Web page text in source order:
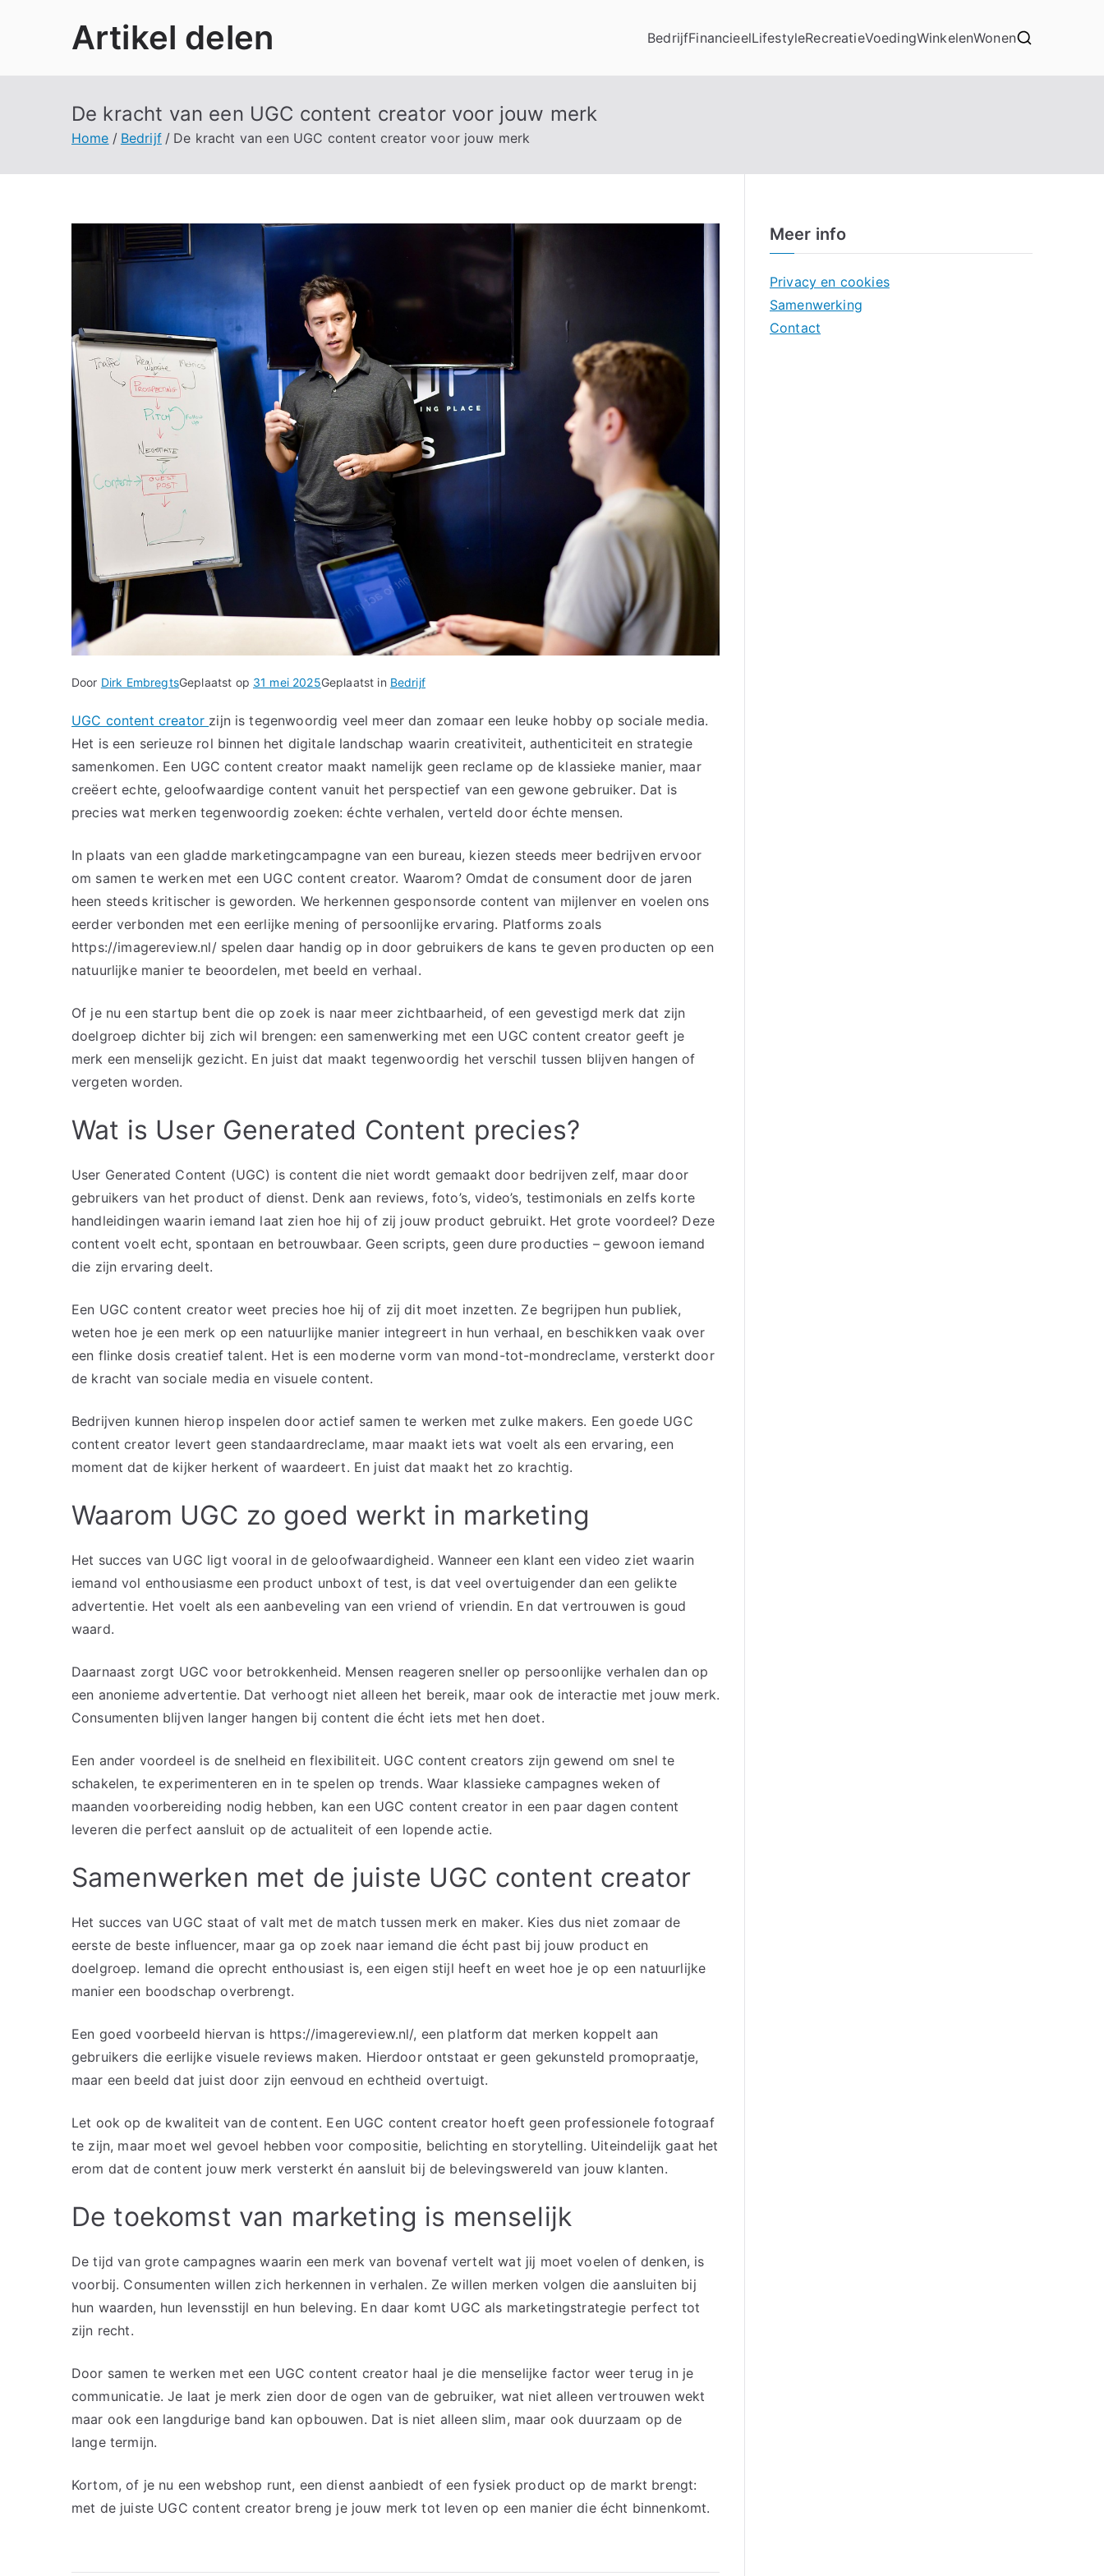
Artikel delen BedrijfFinancieelLifestyleRecreatieVoedingWinkelenWonen
De kracht van een UGC content creator voor jouw merk
Home Bedrijf De kracht van een UGC content creator voor jouw merk
Door Dirk EmbregtsGeplaatst op 31 mei 2025Geplaatst in Bedrijf
UGC content creator zijn is tegenwoordig veel meer dan zomaar een leuke hobby op sociale media.
Het is een serieuze rol binnen het digitale landschap waarin creativiteit, authenticiteit en strategie
samenkomen. Een UGC content creator maakt namelijk geen reclame op de klassieke manier, maar
creëert echte, geloofwaardige content vanuit het perspectief van een gewone gebruiker. Dat is
precies wat merken tegenwoordig zoeken: échte verhalen, verteld door échte mensen.
In plaats van een gladde marketingcampagne van een bureau, kiezen steeds meer bedrijven ervoor
om samen te werken met een UGC content creator. Waarom? Omdat de consument door de jaren
heen steeds kritischer is geworden. We herkennen gesponsorde content van mijlenver en voelen ons
eerder verbonden met een eerlijke mening of persoonlijke ervaring. Platforms zoals
https://imagereview.nl/ spelen daar handig op in door gebruikers de kans te geven producten op een
natuurlijke manier te beoordelen, met beeld en verhaal.
Of je nu een startup bent die op zoek is naar meer zichtbaarheid, of een gevestigd merk dat zijn
doelgroep dichter bij zich wil brengen: een samenwerking met een UGC content creator geeft je
merk een menselijk gezicht. En juist dat maakt tegenwoordig het verschil tussen blijven hangen of
vergeten worden.
Wat is User Generated Content precies?
User Generated Content (UGC) is content die niet wordt gemaakt door bedrijven zelf, maar door
gebruikers van het product of dienst. Denk aan reviews, foto’s, video’s, testimonials en zelfs korte
handleidingen waarin iemand laat zien hoe hij of zij jouw product gebruikt. Het grote voordeel? Deze
content voelt echt, spontaan en betrouwbaar. Geen scripts, geen dure producties – gewoon iemand
die zijn ervaring deelt.
Een UGC content creator weet precies hoe hij of zij dit moet inzetten. Ze begrijpen hun publiek,
weten hoe je een merk op een natuurlijke manier integreert in hun verhaal, en beschikken vaak over
een flinke dosis creatief talent. Het is een moderne vorm van mond-tot-mondreclame, versterkt door
de kracht van sociale media en visuele content.
Bedrijven kunnen hierop inspelen door actief samen te werken met zulke makers. Een goede UGC
content creator levert geen standaardreclame, maar maakt iets wat voelt als een ervaring, een
moment dat de kijker herkent of waardeert. En juist dat maakt het zo krachtig.
Waarom UGC zo goed werkt in marketing
Het succes van UGC ligt vooral in de geloofwaardigheid. Wanneer een klant een video ziet waarin
iemand vol enthousiasme een product unboxt of test, is dat veel overtuigender dan een gelikte
advertentie. Het voelt als een aanbeveling van een vriend of vriendin. En dat vertrouwen is goud
waard.
Daarnaast zorgt UGC voor betrokkenheid. Mensen reageren sneller op persoonlijke verhalen dan op
een anonieme advertentie. Dat verhoogt niet alleen het bereik, maar ook de interactie met jouw merk.
Consumenten blijven langer hangen bij content die écht iets met hen doet.
Een ander voordeel is de snelheid en flexibiliteit. UGC content creators zijn gewend om snel te
schakelen, te experimenteren en in te spelen op trends. Waar klassieke campagnes weken of
maanden voorbereiding nodig hebben, kan een UGC content creator in een paar dagen content
leveren die perfect aansluit op de actualiteit of een lopende actie.
Samenwerken met de juiste UGC content creator
Het succes van UGC staat of valt met de match tussen merk en maker. Kies dus niet zomaar de
eerste de beste influencer, maar ga op zoek naar iemand die écht past bij jouw product en
doelgroep. Iemand die oprecht enthousiast is, een eigen stijl heeft en weet hoe je op een natuurlijke
manier een boodschap overbrengt.
Een goed voorbeeld hiervan is https://imagereview.nl/, een platform dat merken koppelt aan
gebruikers die eerlijke visuele reviews maken. Hierdoor ontstaat er geen gekunsteld promopraatje,
maar een beeld dat juist door zijn eenvoud en echtheid overtuigt.
Let ook op de kwaliteit van de content. Een UGC content creator hoeft geen professionele fotograaf
te zijn, maar moet wel gevoel hebben voor compositie, belichting en storytelling. Uiteindelijk gaat het
erom dat de content jouw merk versterkt én aansluit bij de belevingswereld van jouw klanten.
De toekomst van marketing is menselijk
De tijd van grote campagnes waarin een merk van bovenaf vertelt wat jij moet voelen of denken, is
voorbij. Consumenten willen zich herkennen in verhalen. Ze willen merken volgen die aansluiten bij
hun waarden, hun levensstijl en hun beleving. En daar komt UGC als marketingstrategie perfect tot
zijn recht.
Door samen te werken met een UGC content creator haal je die menselijke factor weer terug in je
communicatie. Je laat je merk zien door de ogen van de gebruiker, wat niet alleen vertrouwen wekt
maar ook een langdurige band kan opbouwen. Dat is niet alleen slim, maar ook duurzaam op de
lange termijn.
Kortom, of je nu een webshop runt, een dienst aanbiedt of een fysiek product op de markt brengt:
met de juiste UGC content creator breng je jouw merk tot leven op een manier die écht binnenkomt.
Meer info
Privacy en cookies
Samenwerking
Contact